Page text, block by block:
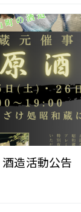
造活動公告